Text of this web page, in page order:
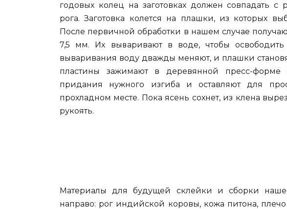
годовых колец на заготовках должен совпадать с
рога. Заготовка колется на плашки, из которых
После первичной обработки в нашем случае
7,5 мм. Их вываривают в воде, чтобы
вываривания воду дважды меняют, и плашки
пластины зажимают в деревянной пресс-
придания нужного изгиба и оставляют для
прохладном месте. Пока ясень сохнет, из клена
рукоять.
Материалы для будущей склейки и сборки
направо: рог индийской коровы, кожа питона,